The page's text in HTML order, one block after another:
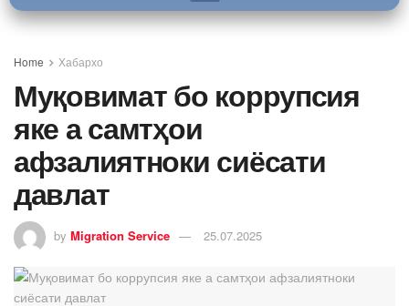
Home Хабархо
Муқовимат бо коррупсия
яке а самтҳои
афзалиятноки сиёсати
давлат
by Migration Service 25.07.2025